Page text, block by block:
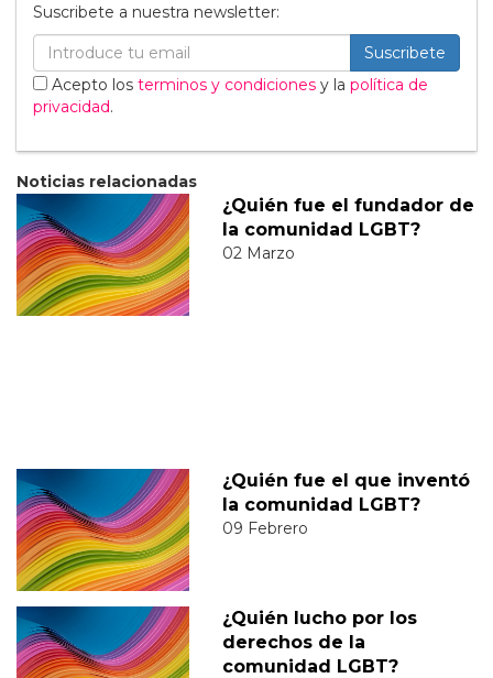
Suscribete a nuestra newsletter:
Suscribete
Acepto los terminos y condiciones y la política de
privacidad.
Noticias relacionadas
¿Quién fue el fundador de
la comunidad LGBT?
02 Marzo
¿Quién fue el que inventó
la comunidad LGBT?
09 Febrero
¿Quién lucho por los
derechos de la
comunidad LGBT?